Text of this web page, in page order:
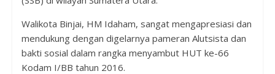
Walikota Binjai, HM Idaham, sangat mengapresiasi dan
mendukung dengan digelarnya pameran Alutsista dan
bakti sosial dalam rangka menyambut HUT ke-66
Kodam I/BB tahun 2016.